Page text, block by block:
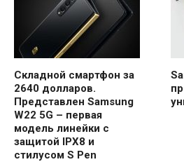
Складной смартфон за
2640 долларов.
Представлен Samsung
W22 5G – первая
модель линейки с
защитой IPX8 и
стилусом S Pen